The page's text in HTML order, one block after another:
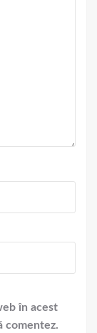
în acest
comentez.